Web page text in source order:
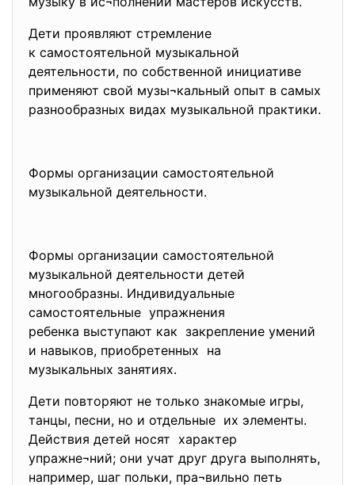
Дети проявляют стремление
к самостоятельной музыкальной
деятельности, по собственной инициативе
применяют свой музы¬кальный опыт в самых
разнообразных видах музыкальной практики.
Формы организации самостоятельной
музыкальной деятельности.
Формы организации самостоятельной
музыкальной деятельности детей
многообразны. Индивидуальные
самостоятельные упражнения
ребенка выступают как закрепление умений
и навыков, приобретенных на
музыкальных занятиях.
Дети повторяют не только знакомые игры,
танцы, песни, но и отдельные их элементы.
Действия детей носят характер
упражне¬ний; они учат друг друга выполнять,
например, шаг польки, пра¬вильно петь